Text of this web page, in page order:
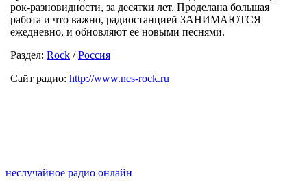
рок-разновидности, за десятки лет. Проделана большая
работа и что важно, радиостанцией ЗАНИМАЮТСЯ
ежедневно, и обновляют её новыми песнями.
Раздел: Rock /Россия
Сайт радио: http://www.nes-rock.ru
неслучайное радио онлайн